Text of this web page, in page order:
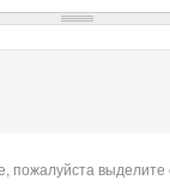
пожалуйста